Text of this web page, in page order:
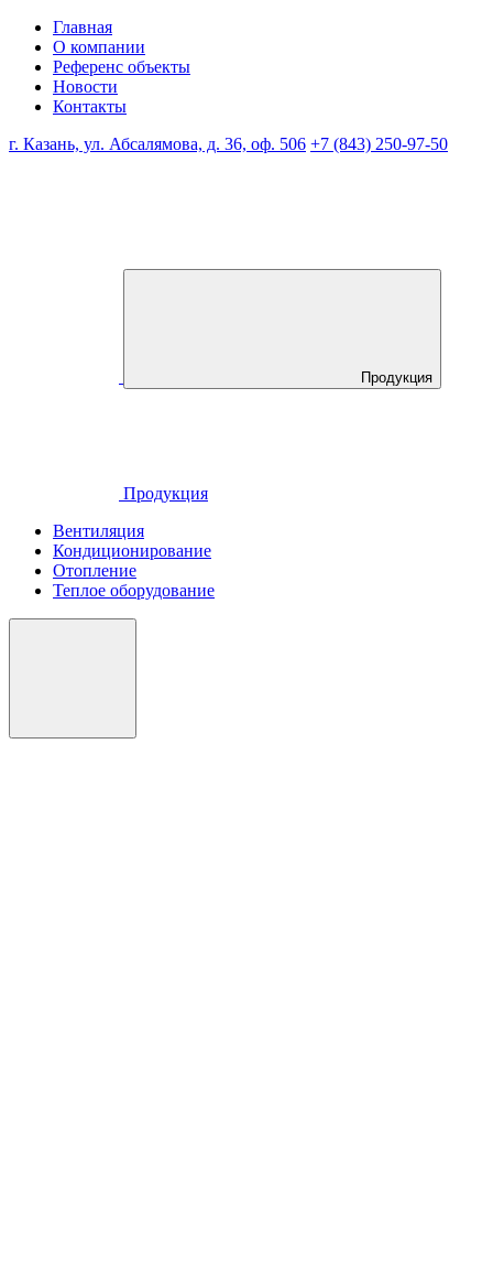
Главная
О компании
Референс объекты
Новости
Контакты
г. Казань, ул. Абсалямова, д. 36, оф. 506 +7 (843) 250-97-50
Продукция
Продукция
Вентиляция
Кондиционирование
Отопление
Теплое оборудование